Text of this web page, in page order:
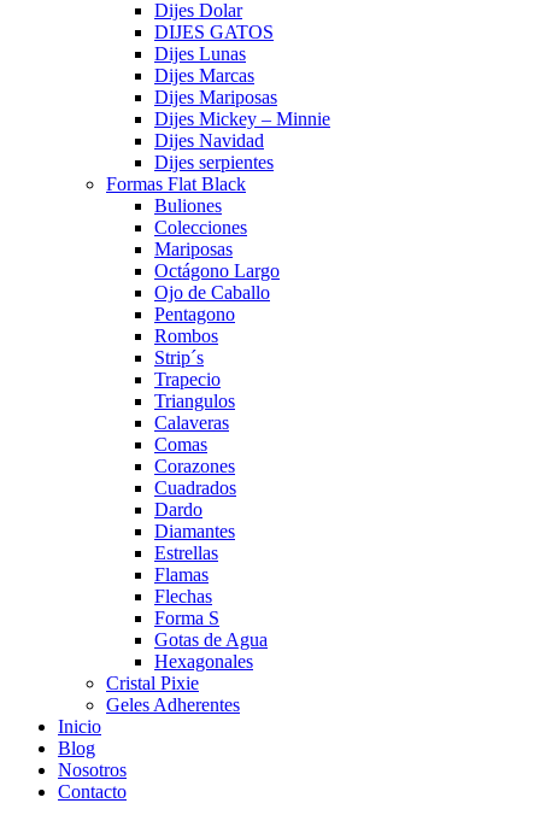
Dijes Dolar
DIJES GATOS
Dijes Lunas
Dijes Marcas
Dijes Mariposas
Dijes Mickey – Minnie
Dijes Navidad
Dijes serpientes
Formas Flat Black
Buliones
Colecciones
Mariposas
Octágono Largo
Ojo de Caballo
Pentagono
Rombos
Strip´s
Trapecio
Triangulos
Calaveras
Comas
Corazones
Cuadrados
Dardo
Diamantes
Estrellas
Flamas
Flechas
Forma S
Gotas de Agua
Hexagonales
Cristal Pixie
Geles Adherentes
Inicio
Blog
Nosotros
Contacto